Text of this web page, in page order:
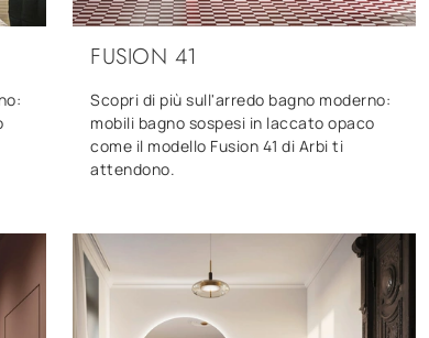
FUSION 41
Scopri di più sull'arredo bagno moderno:
mobili bagno sospesi in laccato opaco
come il modello Fusion 41 di Arbi ti
attendono.